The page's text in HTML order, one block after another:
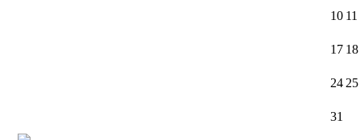
10 11
17 18
24 25
31